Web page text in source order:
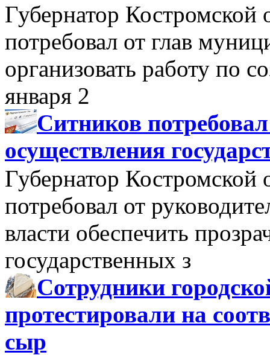
Губернатор Костромской
потребовал от глав
организовать работу по
января 2
Ситников
осуществления
Губернатор Костромской
потребовал от
власти обеспечить
государственных з
Сотрудники
протестировали на
сыр